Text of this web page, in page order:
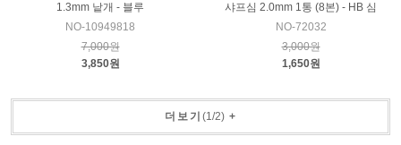
1.3mm 낱개 - 블루
NO-10949818
7,000원
3,850원
샤프심 2.0mm 1통 (8본) - HB 심
NO-72032
3,000원
1,650원
더보기 (1/2)+